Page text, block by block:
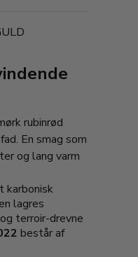
rubinrød
En smag som
og lang varm
karbonisk
lagres
terroir-drevne
består af